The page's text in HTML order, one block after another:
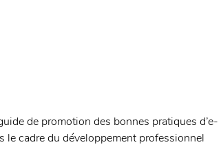
de promotion des bonnes pratiques d’e-
le cadre du développement professionnel